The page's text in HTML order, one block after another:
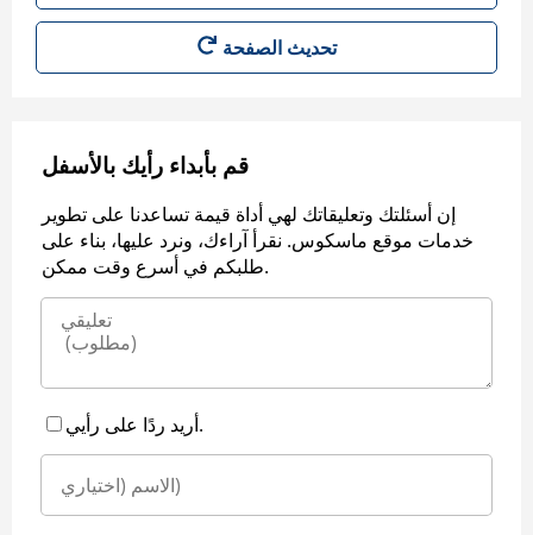
تحديث الصفحة
قم بأبداء رأيك بالأسفل
إن أسئلتك وتعليقاتك لهي أداة قيمة تساعدنا على تطوير
خدمات موقع ماسكوس. نقرأ آراءك، ونرد عليها، بناء على
طلبكم في أسرع وقت ممكن.
أريد ردًا على رأيي.